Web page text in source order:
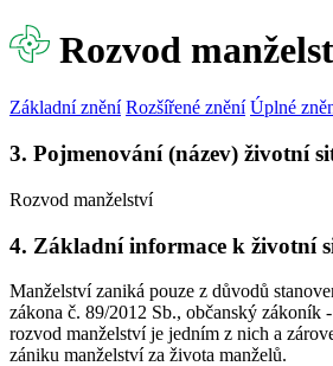
Rozvod
Základní znění Rozšířené znění Úplné
3. Pojmenování (název) životní
Rozvod manželství
4. Základní informace k životní
Manželství zaniká pouze z důvodů
zákona č. 89/2012 Sb., občanský zákoník
rozvod manželství je jedním z nich a
zániku manželství za života manželů.